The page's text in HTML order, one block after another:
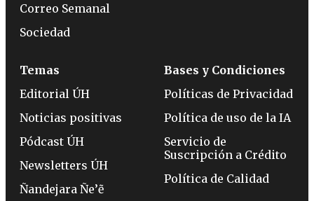
Correo Semanal
Sociedad
Temas
Editorial ÚH
Noticias positivas
Pódcast ÚH
Newsletters ÚH
Ñandejara Ñe’ẽ
Bases y Condiciones
Políticas de Privacidad
Política de uso de la IA
Servicio de
Suscripción a Crédito
Política de Calidad